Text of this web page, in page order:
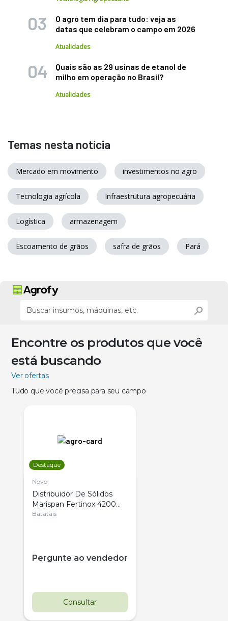
O agro tem dia para tudo: veja as
datas que celebram o campo em 2026
Atualidades
Quais são as 29 usinas de etanol de
milho em operação no Brasil?
Atualidades
Temas nesta notícia
Mercado em movimento investimentos no agro
Tecnologia agrícola Infraestrutura agropecuária
Logística armazenagem
Escoamento de grãos safra de grãos Pará
Encontre os produtos que você
está buscando
Ver ofertas
Tudo que você precisa para seu campo
Destaque
Novo
Distribuidor De Sólidos
Marispan Fertinox 4200
Citrus
Batatais
Pergunte ao vendedor
Consultar